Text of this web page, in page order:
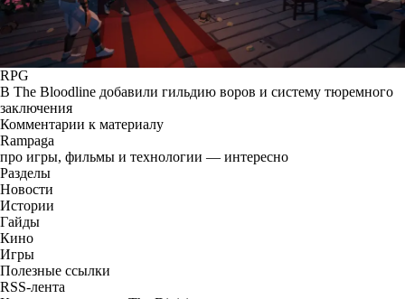
RPG
В The Bloodline добавили гильдию воров и систему тюремного
заключения
Комментарии к материалу
Rampaga
про игры, фильмы и технологии — интересно
Разделы
Новости
Истории
Гайды
Кино
Игры
Полезные ссылки
RSS-лента